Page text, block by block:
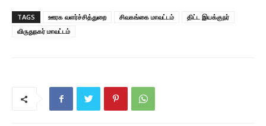
TAGS ஊரக வளர்ச்சித்துறை சிவகங்கை மாவட்டம்
திட்ட இயக்குநர்
விருதுநகர் மாவட்டம்